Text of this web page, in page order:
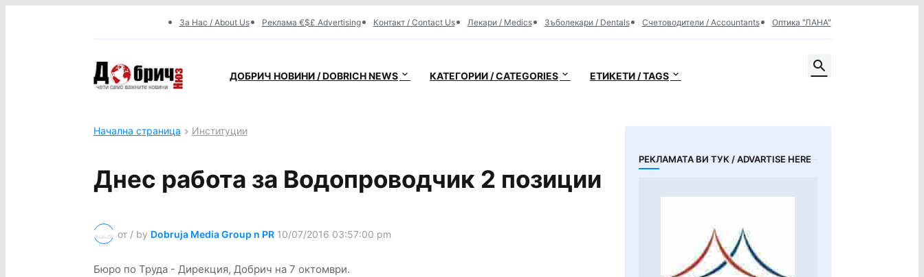
За Нас / About Us Реклама €$£ Advertising Контакт / Contact Us Лекари / Medics Зъболекари / Dentals Счетоводители / Accountants Оптика "ЛАНА"
ДОБРИЧ НОВИНИ / DOBRICH NEWS КАТЕГОРИИ / CATEGORIES ЕТИКЕТИ / TAGS
Начална страница Институции
Днес работа за Водопроводчик 2 позиции
от / by Dobruja Media Group n PR 10/07/2016 03:57:00 pm
Бюро по Труда - Дирекция, Добрич на 7 октомври.
РЕКЛАМАТА ВИ ТУК / ADVARTISE HERE